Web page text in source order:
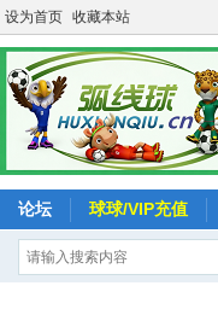
设为首页 收藏本站
论坛 球球/VIP充值